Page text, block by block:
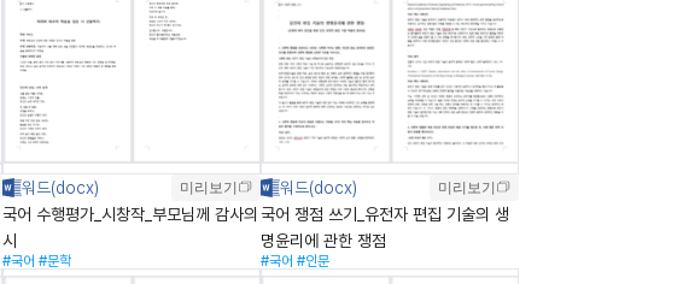
미리보기
국어 수행평가_시창작_부모님께 감사의
시
#국어 #문학
미리보기
국어 쟁점 쓰기_유전자 편집 기술의 생
명윤리에 관한 쟁점
#국어 #인문